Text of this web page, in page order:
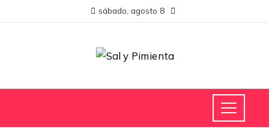
sábado, agosto 8